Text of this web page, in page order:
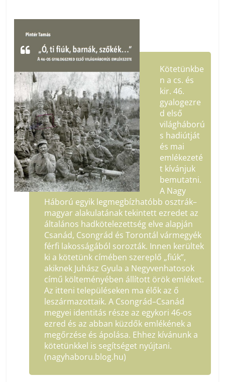
Kötetünkbe
n a cs. és
kir. 46.
gyalogezre
d első
világháború
s hadiútját
és mai
emlékezeté
t kívánjuk
bemutatni.
A Nagy
Háború egyik legmegbízhatóbb osztrák–
magyar alakulatának tekintett ezredet az
általános hadkötelezettség elve alapján
Csanád, Csongrád és Torontál vármegyék
férfi lakosságából sorozták. Innen kerültek
ki a kötetünk címében szereplő „fiúk”,
akiknek Juhász Gyula a Negyvenhatosok
című költeményében állított örök emléket.
Az itteni településeken ma élők az ő
leszármazottaik. A Csongrád–Csanád
megyei identitás része az egykori 46-os
ezred és az abban küzdők emlékének a
megőrzése és ápolása. Ehhez kívánunk a
kötetünkkel is segítséget nyújtani.
(nagyhaboru.blog.hu)